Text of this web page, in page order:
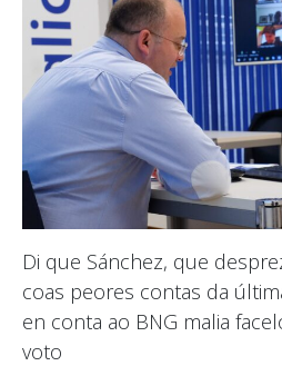
Di que Sánchez, que
coas peores contas da
en conta ao BNG malia
voto